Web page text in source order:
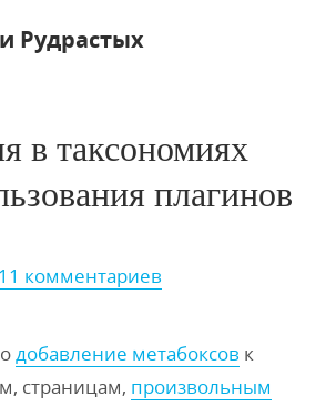
Рудрастых
в таксономиях
плагинов
11 комментариев
добавление метабоксов к
страницам, произвольным